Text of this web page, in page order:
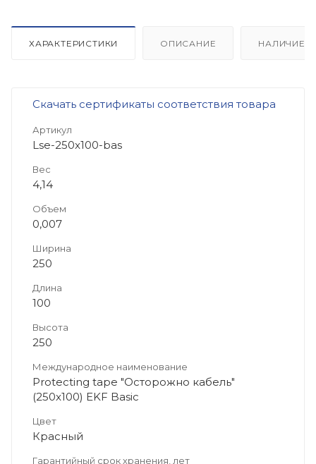
ХАРАКТЕРИСТИКИ ОПИСАНИЕ НАЛИЧИЕ
Скачать сертификаты соответствия товара
Артикул
Lse-250x100-bas
Вес
4,14
Объем
0,007
Ширина
250
Длина
100
Высота
250
Международное наименование
Protecting tape "Осторожно кабель"
(250x100) EKF Basic
Цвет
Красный
Гарантийный срок хранения, лет